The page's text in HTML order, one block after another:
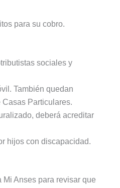
para su cobro.
sociales y
También quedan
Particulares.
deberá acreditar
hijos con discapacidad.
Anses para revisar que